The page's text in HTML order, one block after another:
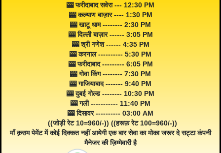
🎰 फरीदाबाद सवेरा --- 12:30 PM
🎰 कल्याण बाज़ार ---- 1:30 PM
🎰 खाटू धाम -------- 2:30 PM
🎰 दिल्ली बाज़ार ------ 3:05 PM
🎰 श्री गणेश ------ 4:35 PM
🎰 करनाल ---------- 5:30 PM
🎰 फरीदाबाद --------- 6:05 PM
🎰 गोवा किंग -------- 7:30 PM
🎰 गाजियाबाद ------- 9:40 PM
🎰 दुबई गोल्ड -------- 10:30 PM
🎰 गली ----------- 11:40 PM
🎰 दिसावर ---------- 03:00 AM
((जोड़ी रेट 10=960/-)) ((हरूफ़ रेट 100=960/-))
माँ क़सम पेमेंट में कोई दिक्कत नहीं आयेगी एक बार सेवा का मोका जरूर दे सट्टा कंपनी
मैनेजर की ज़िम्मेवारी है